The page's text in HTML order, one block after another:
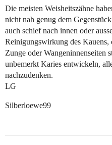
Die meisten Weisheitszähne
nicht nah genug dem
auch schief nach innen oder
Reinigungswirkung des Kauens,
Zunge oder Wangeninnenseiten
unbemerkt Karies entwickeln,
nachzudenken.
LG
Silberloewe99